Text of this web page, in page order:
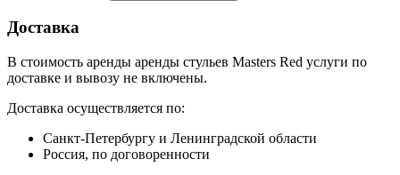
Доставка
В стоимость аренды аренды стульев Masters Red услуги по
доставке и вывозу не включены.
Доставка осуществляется по:
Санкт-Петербургу и Ленинградской области
Россия, по договоренности